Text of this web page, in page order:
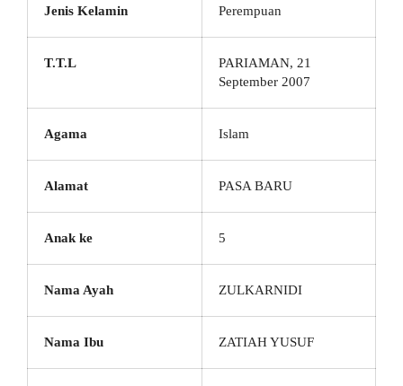
Jenis Kelamin Perempuan
T.T.L
PARIAMAN, 21
September 2007
Agama Islam
Alamat PASA BARU
Anak ke 5
Nama Ayah ZULKARNIDI
Nama Ibu ZATIAH YUSUF